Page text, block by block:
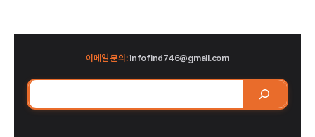
이메일 문의:infofind746@gmail.com
검